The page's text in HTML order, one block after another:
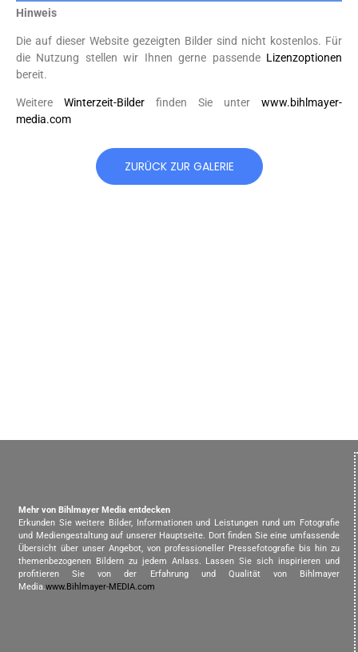
Hinweis
Die auf dieser Website gezeigten Bilder sind nicht kostenlos. Für
die Nutzung stellen wir Ihnen gerne passende Lizenzoptionen
bereit.
Weitere Winterzeit-Bilder finden Sie unter www.bihlmayer-
media.com
ZURÜCK ZUR GALERIE
Mehr von Bihlmayer Media entdecken
Erkunden Sie weitere Bilder, Informationen und Leistungen rund um Fotografie
und Mediengestaltung auf unserer Hauptseite. Dort finden Sie eine umfassende
Übersicht über unser Angebot, von professioneller Pressefotografie bis hin zu
themenbezogenen Bildern zu jedem Anlass. Lassen Sie sich inspirieren und
profitieren Sie von der Erfahrung und Qualität von Bihlmayer
Media.www.Bihlmayer-MEDIA.com